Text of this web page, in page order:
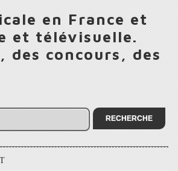
en France et
et télévisuelle.
concours, des